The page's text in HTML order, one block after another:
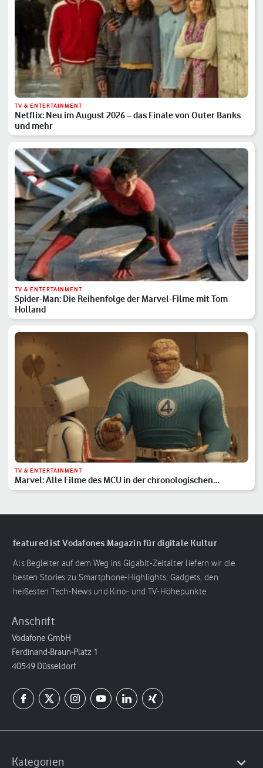
TV & ENTERTAINMENT
Netflix: Neu im August 2026 – das Finale von Outer Banks
und mehr
TV & ENTERTAINMENT
Spider-Man: Die Reihenfolge der Marvel-Filme mit Tom
Holland
TV & ENTERTAINMENT
Marvel: Alle Filme des MCU in der chronologischen
Reihenfolge
featured ist Vodafones Magazin für digitale Kultur
Als Begleiter auf dem Weg ins Gigabit-Zeitalter liefern wir die
besten Stories zu Smartphone-Highlights, Gadgets, den
heißesten Tech-News und Kino- und TV-Höhepunkte.
Anschrift
Vodafone GmbH
Ferdinand-Braun-Platz 1
40549 Düsseldorf
Kategorien